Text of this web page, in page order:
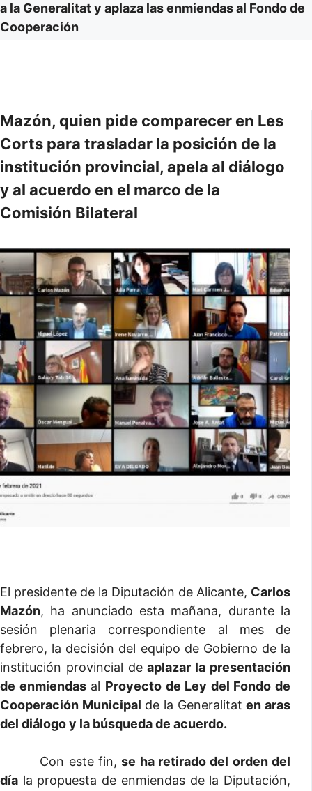
a la Generalitat y aplaza las enmiendas al Fondo de
Cooperación
Mazón, quien pide comparecer en Les
Corts para trasladar la posición de la
institución provincial, apela al diálogo
y al acuerdo en el marco de la
Comisión Bilateral
El presidente de la Diputación de Alicante, Carlos
Mazón, ha anunciado esta mañana, durante la
sesión plenaria correspondiente al mes de
febrero, la decisión del equipo de Gobierno de la
institución provincial deaplazar la presentación
de enmiendasal Proyecto de Ley del Fondo de
Cooperación Municipal de la Generalitaten aras
del diálogo y la búsqueda de acuerdo.
Con este fin,se ha retirado del orden del
día la propuesta de enmiendas de la Diputación,